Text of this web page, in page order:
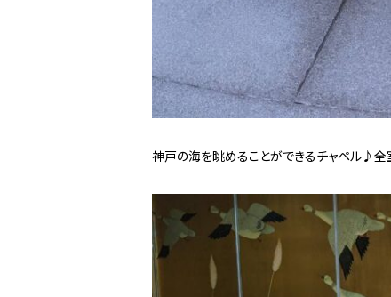
神戸の海を眺めることができるチャペル♪全